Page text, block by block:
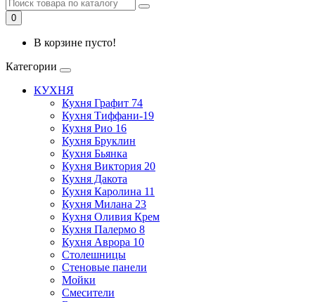
0
В корзине пусто!
Категории
КУХНЯ
Кухня Графит 74
Кухня Тиффани-19
Кухня Рио 16
Кухня Бруклин
Кухня Бьянка
Кухня Виктория 20
Кухня Дакота
Кухня Каролина 11
Кухня Милана 23
Кухня Оливия Крем
Кухня Палермо 8
Кухня Аврора 10
Столешницы
Стеновые панели
Мойки
Смесители